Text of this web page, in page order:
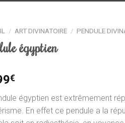
/ ART DIVINATOIRE / PENDULE
égyptien
€
égyptien est extrêmement
En effet ce pendule a la